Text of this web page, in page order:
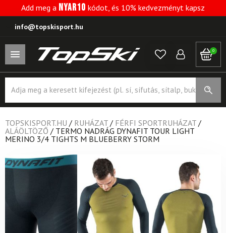
Add meg a NYAR10 kódot, és 10% kedvezményt kapsz
info@topskisport.hu
0
search
TOPSKISPORT.HU / RUHÁZAT / FÉRFI SPORTRUHÁZAT /
ALÁÖLTÖZŐ / TERMO NADRÁG DYNAFIT TOUR LIGHT
MERINO 3/4 TIGHTS M BLUEBERRY STORM